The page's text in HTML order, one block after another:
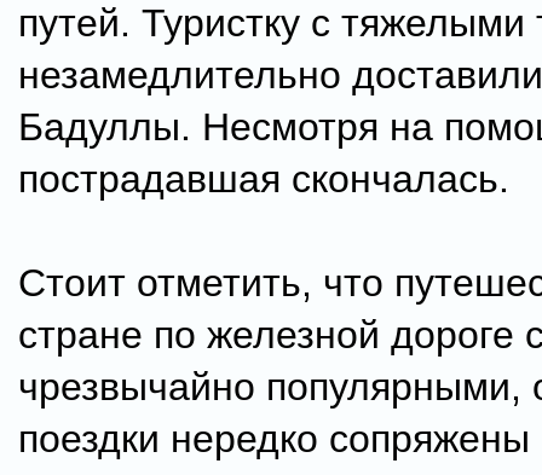
путей. Туристку с
незамедлительно
Бадуллы. Несмотря на
пострадавшая скончалась.
Стоит отметить, что
стране по железной дороге
чрезвычайно популярными,
поездки нередко сопряжены